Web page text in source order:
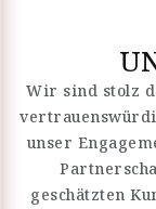
Wir sind stolz
unser
geschätzten